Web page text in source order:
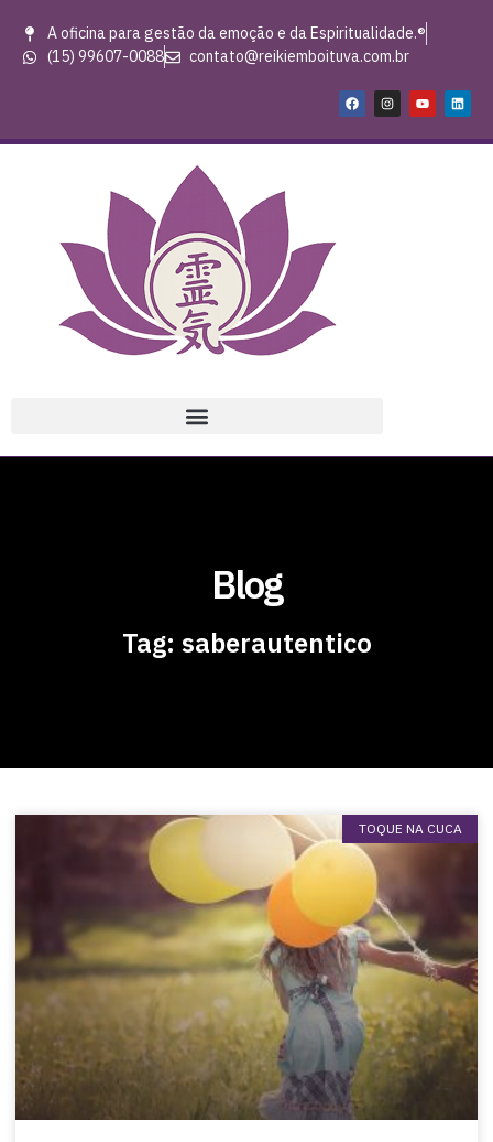
A oficina para gestão da emoção e da Espiritualidade.®
(15) 99607-0088
contato@reikiemboituva.com.br
Blog
Tag: saberautentico
TOQUE NA CUCA